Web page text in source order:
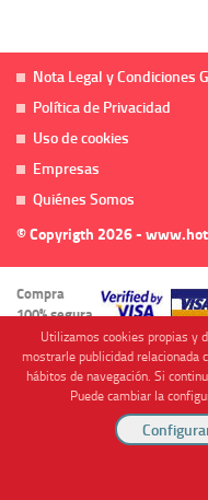
Nota Legal y Condiciones
Política de Privacidad
Uso de cookies
Empresas
Quiénes Somos
© Copyrigth 2026 -
Compra
100% segura
Cofinanciado por
Utilizamos cookies propias y
mostrarle publicidad relacionada
hábitos de navegación. Si
Puede cambiar la